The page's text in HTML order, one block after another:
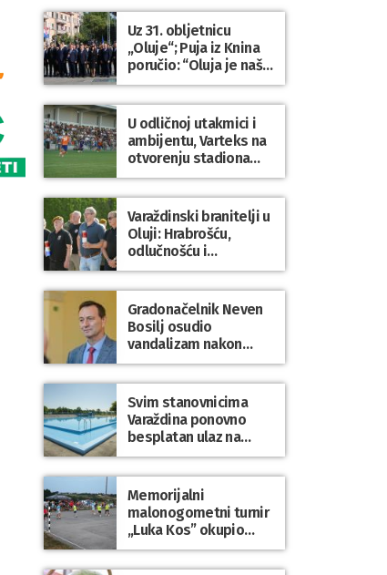
Uz 31. obljetnicu
„Oluje“; Puja iz Knina
poručio: “Oluja je naša
najveća pobjeda,
simbol slobode i
zajedništva!”
U odličnoj utakmici i
ambijentu, Varteks na
otvorenju stadiona
odigrao 1:1 s
Mariborom
Varaždinski branitelji u
Oluji: Hrabrošću,
odlučnošću i
zajedništvom do
slobodne Hrvatske!
Gradonačelnik Neven
Bosilj osudio
vandalizam nakon
utakmice NK Varaždin
– HNK Hajduk Split
Svim stanovnicima
Varaždina ponovno
besplatan ulaz na
Gradske bazene i
Gradsko kupalište na
Dravi
Memorijalni
malonogometni turnir
„Luka Kos” okupio
brojne ekipe i
posjetitelje u Sudovcu